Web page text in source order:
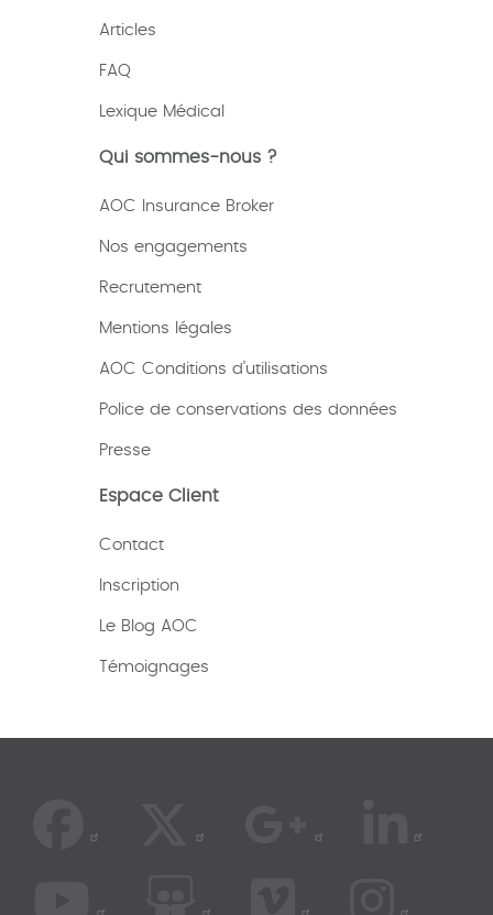
Articles
FAQ
Lexique Médical
Qui sommes-nous ?
AOC Insurance Broker
Nos engagements
Recrutement
Mentions légales
AOC Conditions d’utilisations
Police de conservations des données
Presse
Espace Client
Contact
Inscription
Le Blog AOC
Témoignages